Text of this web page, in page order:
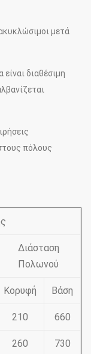
μετά
διαθέσιμη
πόλους
Διάσταση
Πολωνού
Κορυφή Βάση
210 660
260 730